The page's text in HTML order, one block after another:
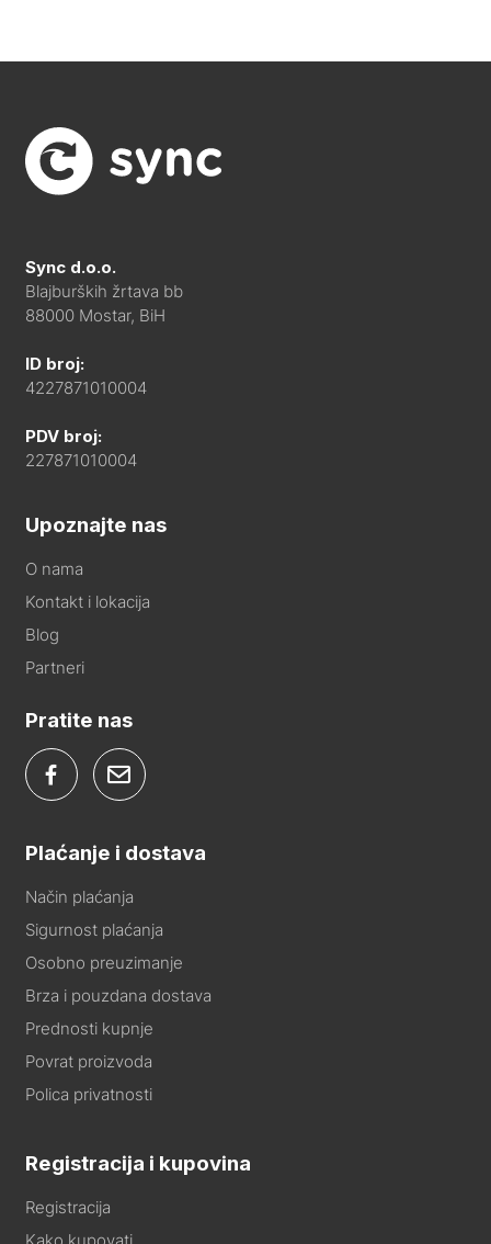
Sync d.o.o.
Blajburških žrtava bb
88000 Mostar, BiH
ID broj:
4227871010004
PDV broj:
227871010004
Upoznajte nas
O nama
Kontakt i lokacija
Blog
Partneri
Pratite nas
Plaćanje i dostava
Način plaćanja
Sigurnost plaćanja
Osobno preuzimanje
Brza i pouzdana dostava
Prednosti kupnje
Povrat proizvoda
Polica privatnosti
Registracija i kupovina
Registracija